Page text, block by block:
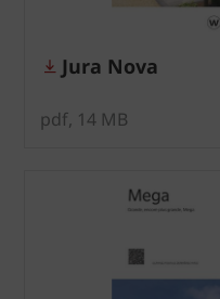
Jura Nova
pdf, 14 MB